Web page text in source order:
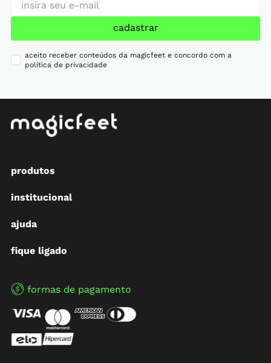
cadastrar
aceito receber conteúdos da magicfeet e concordo com a
política de privacidade
produtos
institucional
ajuda
fique ligado
formas de pagamento